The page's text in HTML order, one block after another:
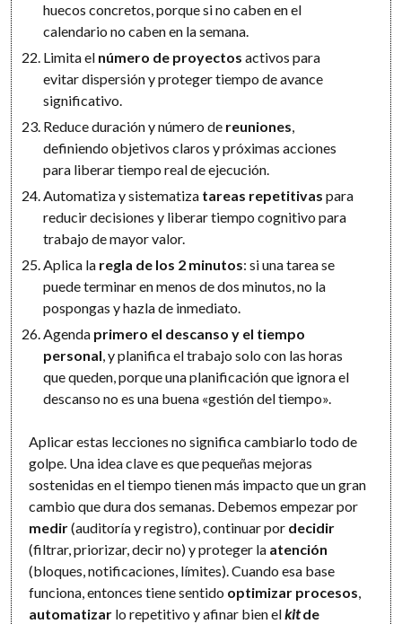
huecos concretos, porque si no caben en el
calendario no caben en la semana.
Limita el número de proyectos activos para
evitar dispersión y proteger tiempo de avance
significativo.
Reduce duración y número de reuniones,
definiendo objetivos claros y próximas acciones
para liberar tiempo real de ejecución.
Automatiza y sistematiza tareas repetitivas para
reducir decisiones y liberar tiempo cognitivo para
trabajo de mayor valor.
Aplica la regla de los 2 minutos: si una tarea se
puede terminar en menos de dos minutos, no la
pospongas y hazla de inmediato.
Agenda primero el descanso y el tiempo
personal, y planifica el trabajo solo con las horas
que queden, porque una planificación que ignora el
descanso no es una buena «gestión del tiempo».
Aplicar estas lecciones no significa cambiarlo todo de
golpe. Una idea clave es que pequeñas mejoras
sostenidas en el tiempo tienen más impacto que un gran
cambio que dura dos semanas. Debemos empezar por
medir(auditoría y registro), continuar por decidir
(filtrar, priorizar, decir no) y proteger la atención
(bloques, notificaciones, límites). Cuando esa base
funciona, entonces tiene sentido optimizar procesos,
automatizar lo repetitivo y afinar bien elkitde